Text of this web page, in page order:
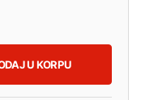
U KORPU